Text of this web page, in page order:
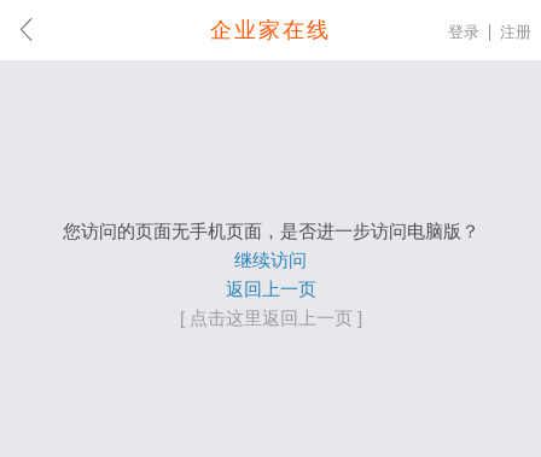
企业家在线 登录 注册
您访问的页面无手机页面，是否进一步访问电脑版？
继续访问
返回上一页
[ 点击这里返回上一页 ]